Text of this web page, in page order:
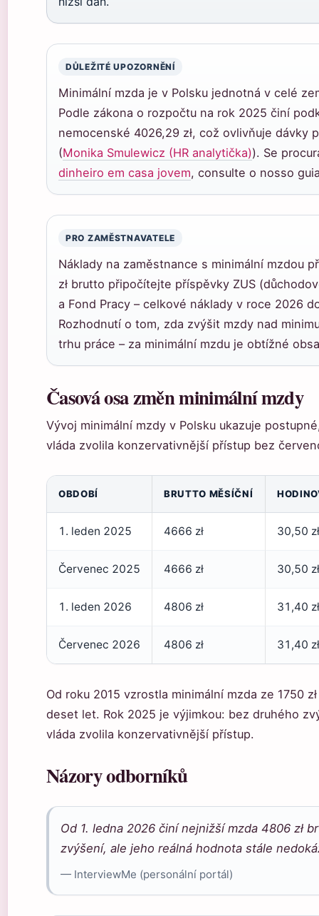
DŮLEŽITÉ UPOZORNĚNÍ
Minimální mzda je v Polsku jednotná v celé
Podle zákona o rozpočtu na rok 2025 činí
nemocenské 4026,29 zł, což ovlivňuje dávky
(Monika Smulewicz (HR analytička)). Se
dinheiro em casa jovem, consulte o nosso
PRO ZAMĚSTNAVATELE
Náklady na zaměstnance s minimální mzdou
zł brutto připočítejte příspěvky ZUS
a Fond Pracy – celkové náklady v roce 2026
Rozhodnutí o tom, zda zvýšit mzdy nad
trhu práce – za minimální mzdu je obtížné
Časová osa změn minimální mzdy
Vývoj minimální mzdy v Polsku ukazuje
vláda zvolila konzervativnější přístup bez
OBDOBÍ BRUTTO MĚSÍČNÍ
1. leden 2025 4666 zł 30,50 zł
Červenec 2025 4666 zł 30,50 zł
1. leden 2026 4806 zł 31,40 zł
Červenec 2026 4806 zł 31,40 zł
Od roku 2015 vzrostla minimální mzda ze 1750
deset let. Rok 2025 je výjimkou: bez druhého
vláda zvolila konzervativnější přístup.
Názory odborníků
Od 1. ledna 2026 činí nejnižší mzda 4806 zł
zvýšení, ale jeho reálná hodnota stále
— InterviewMe (personální portál)